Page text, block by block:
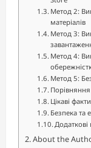
Метод 2:
матеріалів
Метод 3:
Метод 4:
Метод 5:
Цікаві
Безпека та
About the